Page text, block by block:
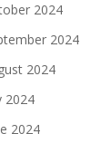
2024
2024
2024
2024
2024